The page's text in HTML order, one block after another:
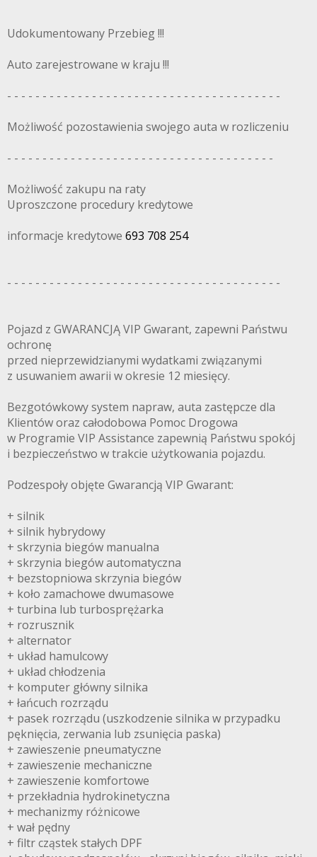
Udokumentowany Przebieg !!!
Auto zarejestrowane w kraju !!!
- - - - - - - - - - - - - - - - - - - - - - - - - - - - - - - - - - - - - - -
Możliwość pozostawienia swojego auta w rozliczeniu
- - - - - - - - - - - - - - - - - - - - - - - - - - - - - - - - - - - - - -
Możliwość zakupu na raty
Uproszczone procedury kredytowe
informacje kredytowe 693 708 254
- - - - - - - - - - - - - - - - - - - - - - - - - - - - - - - - - - - - - - -
Pojazd z GWARANCJĄ VIP Gwarant, zapewni Państwu
ochronę
przed nieprzewidzianymi wydatkami związanymi
z usuwaniem awarii w okresie 12 miesięcy.
Bezgotówkowy system napraw, auta zastępcze dla
Klientów oraz całodobowa Pomoc Drogowa
w Programie VIP Assistance zapewnią Państwu spokój
i bezpieczeństwo w trakcie użytkowania pojazdu.
Podzespoły objęte Gwarancją VIP Gwarant:
+ silnik
+ silnik hybrydowy
+ skrzynia biegów manualna
+ skrzynia biegów automatyczna
+ bezstopniowa skrzynia biegów
+ koło zamachowe dwumasowe
+ turbina lub turbosprężarka
+ rozrusznik
+ alternator
+ układ hamulcowy
+ układ chłodzenia
+ komputer główny silnika
+ łańcuch rozrządu
+ pasek rozrządu (uszkodzenie silnika w przypadku
pęknięcia, zerwania lub zsunięcia paska)
+ zawieszenie pneumatyczne
+ zawieszenie mechaniczne
+ zawieszenie komfortowe
+ przekładnia hydrokinetyczna
+ mechanizmy różnicowe
+ wał pędny
+ filtr cząstek stałych DPF